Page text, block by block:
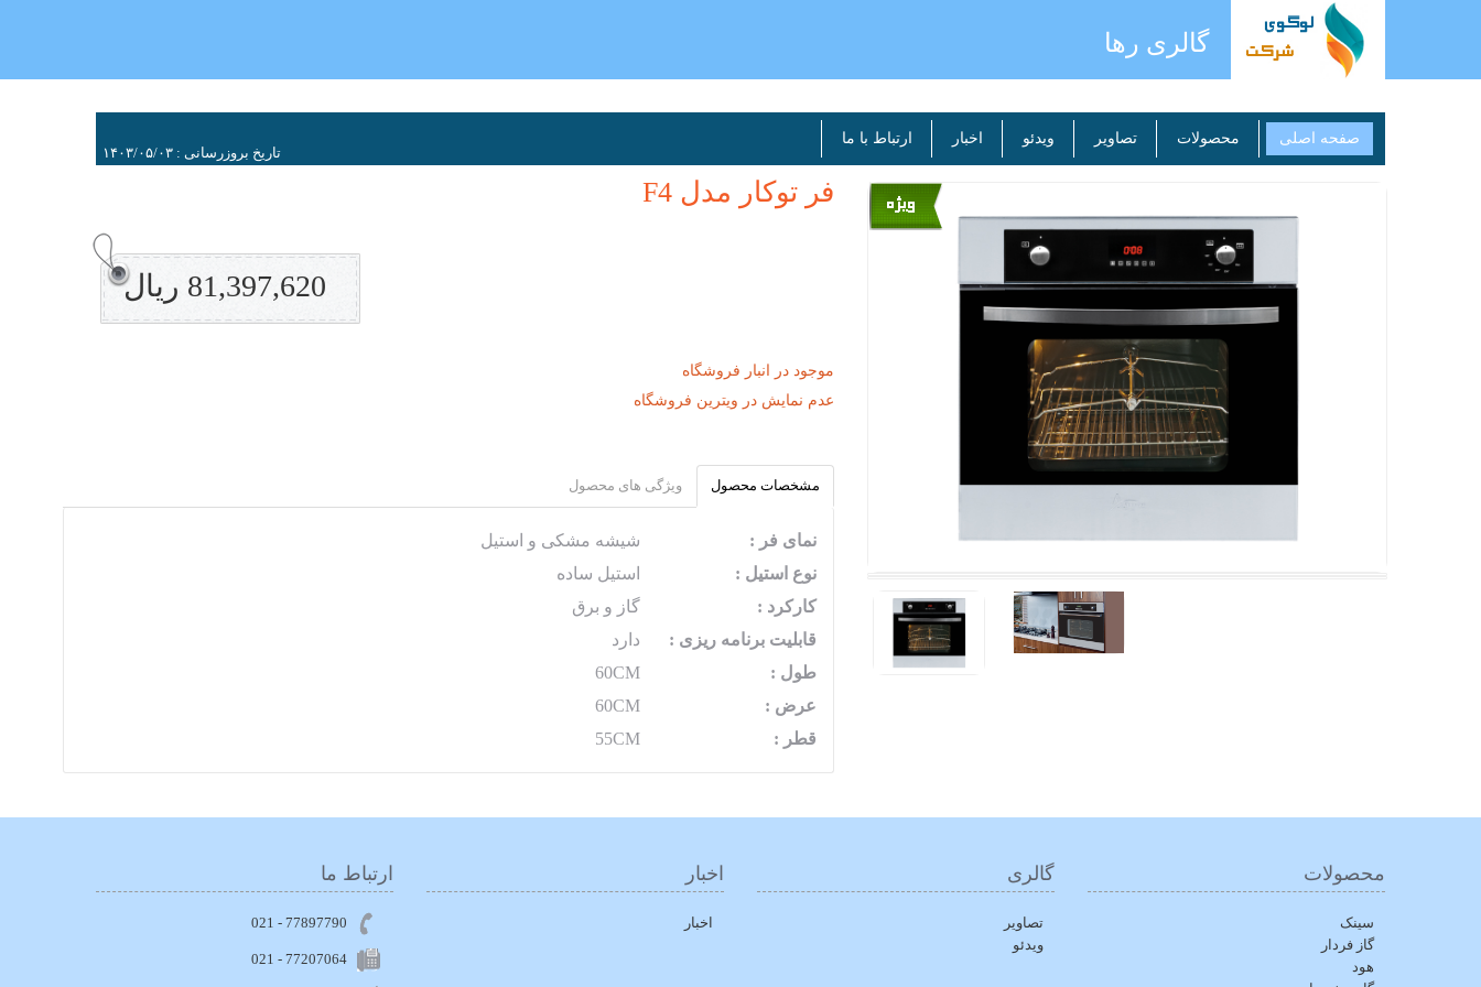
گالری رها
صفحه اصلی محصولات تصاویر ویدئو اخبار
ارتباط با ما
تاریخ بروزرسانی : ۱۴۰۳/۰۵/۰۳
فر توکار مدل F4
81,397,620 ریال
موجود در انبار فروشگاه
عدم نمایش در ویترین فروشگاه
مشخصات محصول ویژگی های محصول
نمای فر :
شیشه مشکی و استیل
نوع استیل :
استیل ساده
کارکرد :
گاز و برق
قابلیت برنامه ریزی :
دارد
طول :
60CM
عرض :
60CM
قطر :
55CM
محصولات
سینک
گاز فردار
هود
گالری
تصاویر
ویدئو
اخبار
اخبار
ارتباط ما
77897790 - 021
021 - 77207064